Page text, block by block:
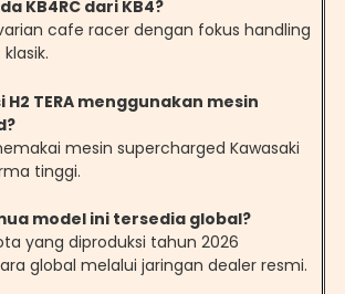
KB4RC dari KB4?
cafe racer dengan fokus handling
H2 TERA menggunakan mesin
mesin supercharged Kawasaki
tinggi.
model ini tersedia global?
yang diproduksi tahun 2026
global melalui jaringan dealer resmi.